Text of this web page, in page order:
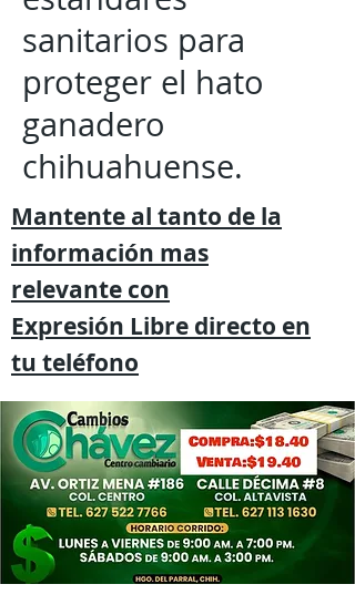
sanitarios para
proteger el hato
ganadero
chihuahuense.
Mantente al tanto de la
información mas
relevante con
Expresión Libre directo en
tu teléfono